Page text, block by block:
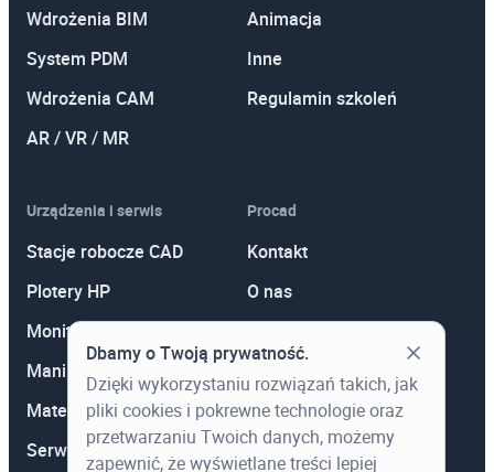
Wdrożenia BIM
System PDM
Wdrożenia CAM
AR / VR / MR
Animacja
Inne
Regulamin szkoleń
Urządzenia i serwis
Stacje robocze CAD
Plotery HP
Monitory
Manipulatory 3D
Materiały eksploatacyjne
Serwis
Procad
Kontakt
O nas
Promocje
Aktualności
Wiedza
Dbamy o Twoją prywatność.
Dzięki wykorzystaniu rozwiązań takich, jak
pliki cookies i pokrewne technologie oraz
przetwarzaniu Twoich danych, możemy
zapewnić, że wyświetlane treści lepiej